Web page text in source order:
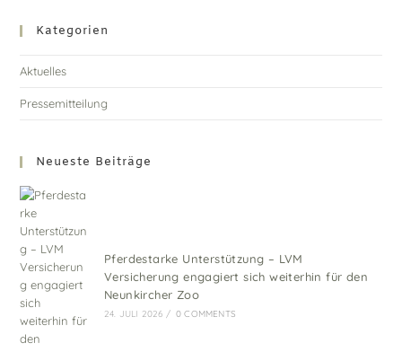
Kategorien
Aktuelles
Pressemitteilung
Neueste Beiträge
Pferdestarke Unterstützung – LVM
Versicherung engagiert sich weiterhin für den
Neunkircher Zoo
24. JULI 2026 / 0 COMMENTS